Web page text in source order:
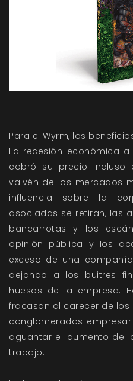
Para el Wyrm, los
La recesión económica
cobró su precio incluso
vaivén de los mercados
influencia sobre la
asociadas se retiran, las
bancarrotas y los
opinión pública y los
exceso de una
dejando a los buitres
huesos de la empresa.
fracasan al carecer de los
conglomerados
aguantar el aumento de
trabajo.